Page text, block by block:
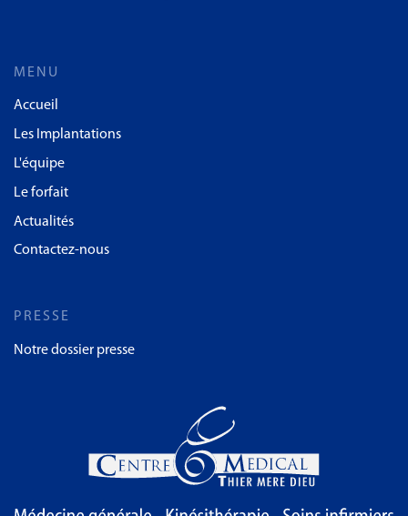
MENU
Accueil
Les Implantations
L'équipe
Le forfait
Actualités
Contactez-nous
PRESSE
Notre dossier presse